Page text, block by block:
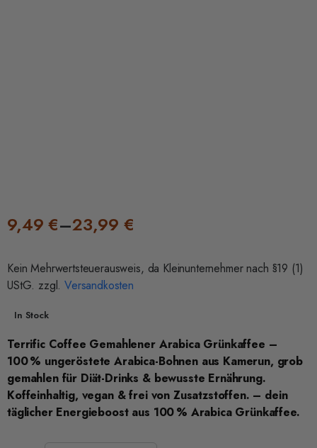
9,49€–23,99 €
Kein Mehrwertsteuerausweis, da Kleinunternehmer nach §19 (1)
UStG. zzgl.Versandkosten
In Stock
Terrific Coffee Gemahlener Arabica Grünkaffee –
100 % ungeröstete Arabica-Bohnen aus Kamerun, grob
gemahlen für Diät-Drinks & bewusste Ernährung.
Koffeinhaltig, vegan & frei von Zusatzstoffen. – dein
täglicher Energieboost aus 100 % Arabica Grünkaffee.